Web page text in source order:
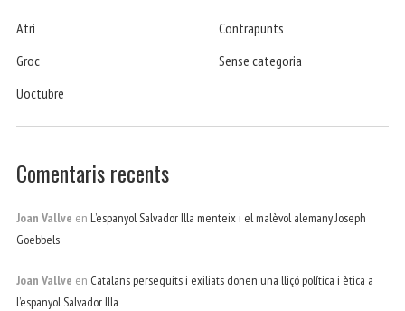
Atri
Contrapunts
Groc
Sense categoria
Uoctubre
Comentaris recents
Joan Vallve en L’espanyol Salvador Illa menteix i el malèvol alemany Joseph
Goebbels
Joan Vallve en Catalans perseguits i exiliats donen una lliçó política i ètica a
l’espanyol Salvador Illa